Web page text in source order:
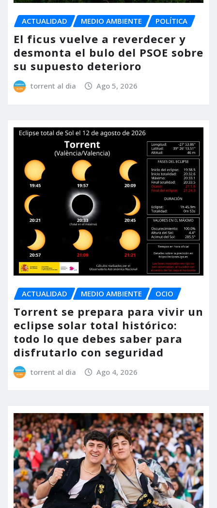
ACTUALIDAD MEDIO AMBIENTE POLÍTICA
El ficus vuelve a reverdecer y
desmonta el bulo del PSOE sobre
su supuesto deterioro
torrent al dia Ago 5, 2026
ACTUALIDAD MEDIO AMBIENTE OCIO
Torrent se prepara para vivir un
eclipse solar total histórico:
todo lo que debes saber para
disfrutarlo con seguridad
torrent al dia Ago 4, 2026